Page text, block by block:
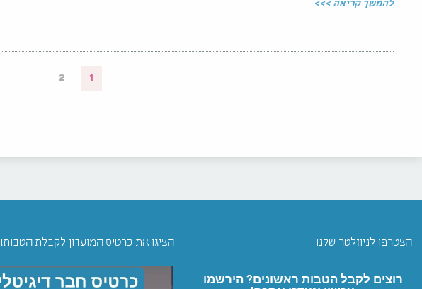
להמשך קריאה >>>
1
2
הצטרפו לניוזלטר שלנו
רוצים לקבל הטבות ראשונים? הירשמו
הציגו את כרטיס המועדון לקבלת הטבות!